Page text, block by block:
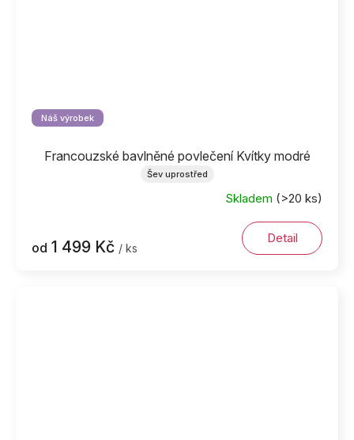
Náš výrobek
Francouzské bavlněné povlečení Kvítky modré
Šev uprostřed
Skladem (>20 ks)
od 1 499 Kč / ks
Detail